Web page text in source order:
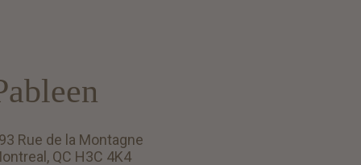
Rue de la Montagne
QC H3C 4K4